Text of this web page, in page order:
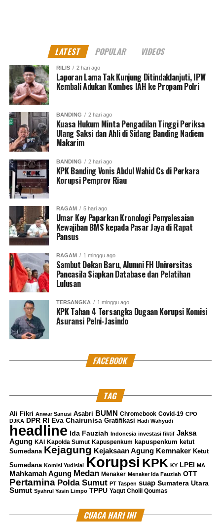
LATEST POPULAR VIDEOS
RILIS 2 hari ago
Laporan Lama Tak Kunjung Ditindaklanjuti, IPW
Kembali Adukan Kombes IAH ke Propam Polri
BANDING 2 hari ago
Kuasa Hukum Minta Pengadilan Tinggi Periksa
Ulang Saksi dan Ahli di Sidang Banding Nadiem
Makarim
BANDING 2 hari ago
KPK Banding Vonis Abdul Wahid Cs di Perkara
Korupsi Pemprov Riau
RAGAM 5 hari ago
Umar Key Paparkan Kronologi Penyelesaian
Kewajiban BMS kepada Pasar Jaya di Rapat
Pansus
RAGAM 1 minggu ago
Sambut Dekan Baru, Alumni FH Universitas
Pancasila Siapkan Database dan Pelatihan
Lulusan
TERSANGKA 1 minggu ago
KPK Tahan 4 Tersangka Dugaan Korupsi Komisi
Asuransi Pelni-Jasindo
FACEBOOK
TAG
Ali Fikri Anwar Sanusi Asabri BUMN Chromebook Covid-19 CPO
DJKA
DPR RI Eva Chairunisa Gratifikasi Hadi Wahyudi
headline Ida Fauziah Indonesia investasi fiktif Jaksa
Agung KAI Kapolda Sumut Kapuspenkum kapuspenkum ketut
Sumedana Kejagung Kejaksaan Agung Kemnaker Ketut
Sumedana Komisi Yudisial Korupsi KPK KY LPEI MA
Mahkamah Agung Medan Menaker Menaker Ida Fauziah OTT
Pertamina Polda Sumut PT Taspen suap Sumatera Utara
Sumut Syahrul Yasin Limpo TPPU Yaqut Cholil Qoumas
CUACA HARI INI